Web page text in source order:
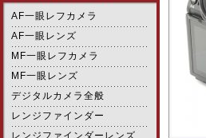
AF一眼レフカメラ
AF一眼レンズ
MF一眼レフカメラ
MF一眼レンズ
デジタルカメラ全般
レンジファインダー
レンジファインダーレンズ